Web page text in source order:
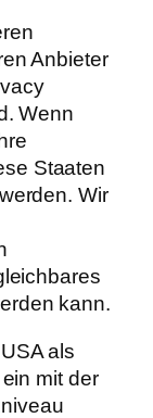
Anbieter
Wenn
Staaten
Wir
kann.
als
mit der